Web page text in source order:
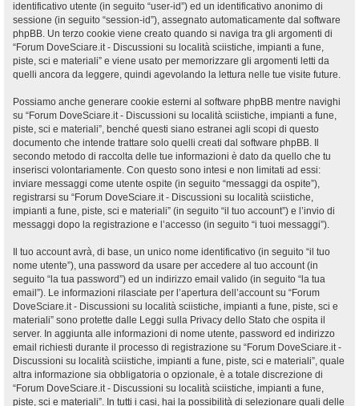
identificativo utente (in seguito “user-id”) ed un identificativo anonimo di
sessione (in seguito “session-id”), assegnato automaticamente dal software
phpBB. Un terzo cookie viene creato quando si naviga tra gli argomenti di
“Forum DoveSciare.it - Discussioni su località sciistiche, impianti a fune,
piste, sci e materiali” e viene usato per memorizzare gli argomenti letti da
quelli ancora da leggere, quindi agevolando la lettura nelle tue visite future.
Possiamo anche generare cookie esterni al software phpBB mentre navighi
su “Forum DoveSciare.it - Discussioni su località sciistiche, impianti a fune,
piste, sci e materiali”, benché questi siano estranei agli scopi di questo
documento che intende trattare solo quelli creati dal software phpBB. Il
secondo metodo di raccolta delle tue informazioni è dato da quello che tu
inserisci volontariamente. Con questo sono intesi e non limitati ad essi:
inviare messaggi come utente ospite (in seguito “messaggi da ospite”),
registrarsi su “Forum DoveSciare.it - Discussioni su località sciistiche,
impianti a fune, piste, sci e materiali” (in seguito “il tuo account”) e l’invio di
messaggi dopo la registrazione e l’accesso (in seguito “i tuoi messaggi”).
Il tuo account avrà, di base, un unico nome identificativo (in seguito “il tuo
nome utente”), una password da usare per accedere al tuo account (in
seguito “la tua password”) ed un indirizzo email valido (in seguito “la tua
email”). Le informazioni rilasciate per l’apertura dell’account su “Forum
DoveSciare.it - Discussioni su località sciistiche, impianti a fune, piste, sci e
materiali” sono protette dalle Leggi sulla Privacy dello Stato che ospita il
server. In aggiunta alle informazioni di nome utente, password ed indirizzo
email richiesti durante il processo di registrazione su “Forum DoveSciare.it -
Discussioni su località sciistiche, impianti a fune, piste, sci e materiali”, quale
altra informazione sia obbligatoria o opzionale, è a totale discrezione di
“Forum DoveSciare.it - Discussioni su località sciistiche, impianti a fune,
piste, sci e materiali”. In tutti i casi, hai la possibilità di selezionare quali delle